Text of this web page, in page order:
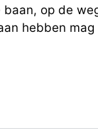
baan, op de
hebben mag